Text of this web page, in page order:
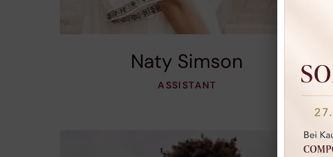
Naty Simson
ASSISTANT